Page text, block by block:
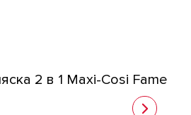
2 в 1 Maxi-Cosi Fame